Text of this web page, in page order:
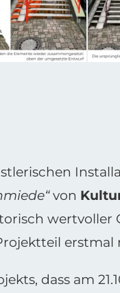
von
wertvoller
erstmal
dass am